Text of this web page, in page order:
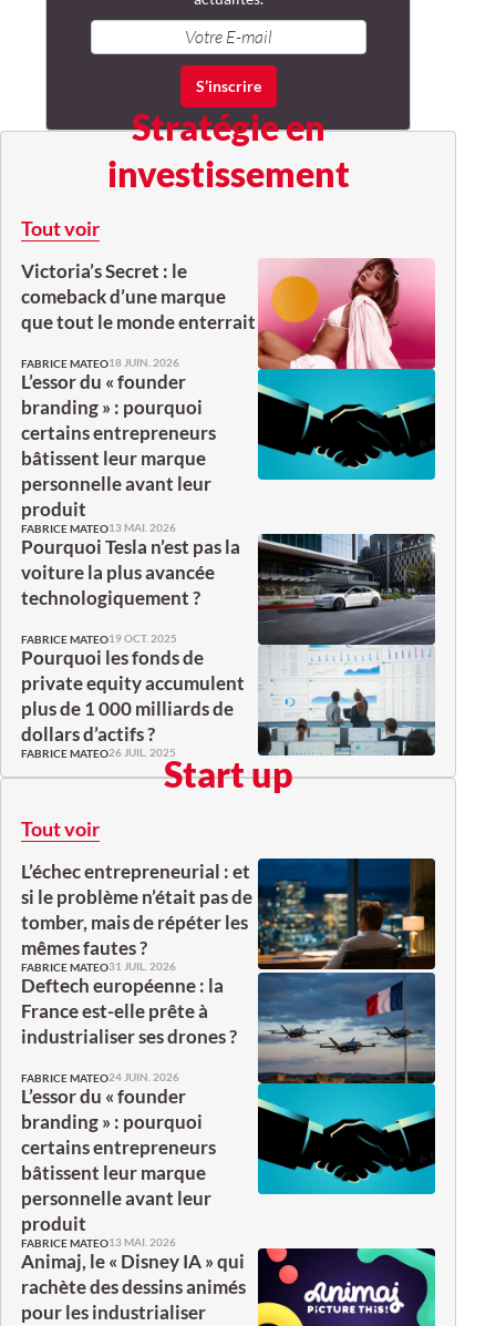
Stratégie en
investissement
Tout voir
Victoria’s Secret : le
comeback d’une marque
que tout le monde enterrait
FABRICE MATEO18 JUIN. 2026
L’essor du « founder
branding » : pourquoi
certains entrepreneurs
bâtissent leur marque
personnelle avant leur
produit
FABRICE MATEO13 MAI. 2026
Pourquoi Tesla n’est pas la
voiture la plus avancée
technologiquement ?
FABRICE MATEO19 OCT. 2025
Pourquoi les fonds de
private equity accumulent
plus de 1 000 milliards de
dollars d’actifs ?
FABRICE MATEO26 JUIL. 2025Start up
Tout voir
L’échec entrepreneurial : et
si le problème n’était pas de
tomber, mais de répéter les
mêmes fautes ?
FABRICE MATEO31 JUIL. 2026
Deftech européenne : la
France est-elle prête à
industrialiser ses drones ?
FABRICE MATEO24 JUIN. 2026
L’essor du « founder
branding » : pourquoi
certains entrepreneurs
bâtissent leur marque
personnelle avant leur
produit
FABRICE MATEO13 MAI. 2026
Animaj, le « Disney IA » qui
rachète des dessins animés
pour les industrialiser